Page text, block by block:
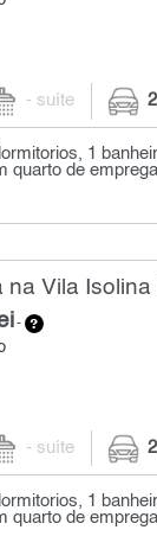
- suíte
1
quarto de
na Vila
-
- suíte
1
quarto de